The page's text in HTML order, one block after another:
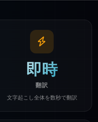
即時
翻訳
文字起こし全体を数秒で翻訳